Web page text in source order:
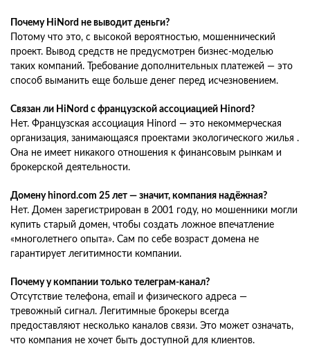
Почему HiNord не выводит деньги?
Потому что это, с высокой вероятностью, мошеннический
проект. Вывод средств не предусмотрен бизнес-моделью
таких компаний. Требование дополнительных платежей — это
способ выманить еще больше денег перед исчезновением.
Связан ли HiNord с французской ассоциацией Hinord?
Нет. Французская ассоциация Hinord — это некоммерческая
организация, занимающаяся проектами экологического жилья .
Она не имеет никакого отношения к финансовым рынкам и
брокерской деятельности.
Домену hinord.com 25 лет — значит, компания надёжная?
Нет. Домен зарегистрирован в 2001 году, но мошенники могли
купить старый домен, чтобы создать ложное впечатление
«многолетнего опыта». Сам по себе возраст домена не
гарантирует легитимности компании.
Почему у компании только телеграм-канал?
Отсутствие телефона, email и физического адреса —
тревожный сигнал. Легитимные брокеры всегда
предоставляют несколько каналов связи. Это может означать,
что компания не хочет быть доступной для клиентов.